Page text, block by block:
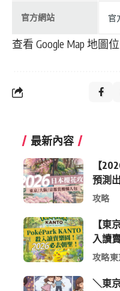
官方網站 官
查看 Google Map 地圖
最新內容
【
預測
包 (附
攻略
【東
入讀
定周
攻略東
＼東